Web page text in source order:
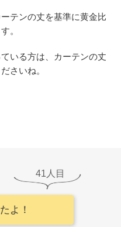
テンの丈を基準に黄金比
。
いる方は、カーテンの丈
さいね。
よ！
41